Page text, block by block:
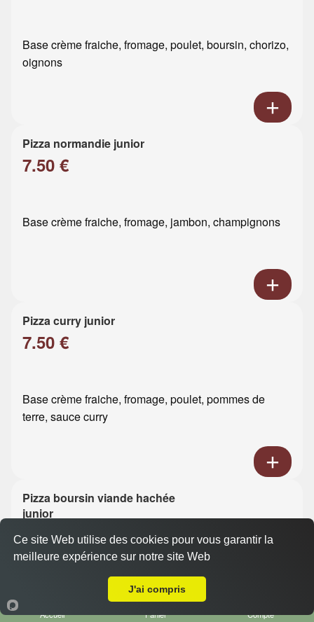
Base crème fraiche, fromage, poulet, boursin, chorizo,
oignons
Pizza normandie junior
7.50 €
Base crème fraiche, fromage, jambon, champignons
Pizza curry junior
7.50 €
Base crème fraiche, fromage, poulet, pommes de
terre, sauce curry
Pizza boursin viande hachée
junior
7.50 €
Base crème fraiche, fromage, viande hachée, boursin
Accueil Panier Compte
Ce site Web utilise des cookies pour vous garantir la
meilleure expérience sur notre site Web
J'ai compris